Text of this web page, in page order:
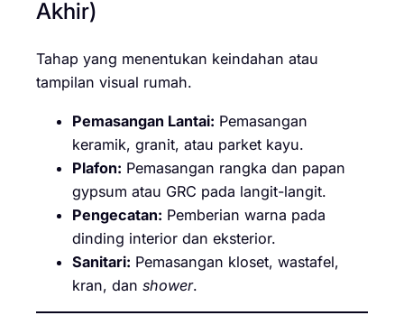
Akhir)
Tahap yang menentukan keindahan atau
tampilan visual rumah.
Pemasangan Lantai: Pemasangan
keramik, granit, atau parket kayu.
Plafon: Pemasangan rangka dan papan
gypsum atau GRC pada langit-langit.
Pengecatan: Pemberian warna pada
dinding interior dan eksterior.
Sanitari: Pemasangan kloset, wastafel,
kran, dan shower.